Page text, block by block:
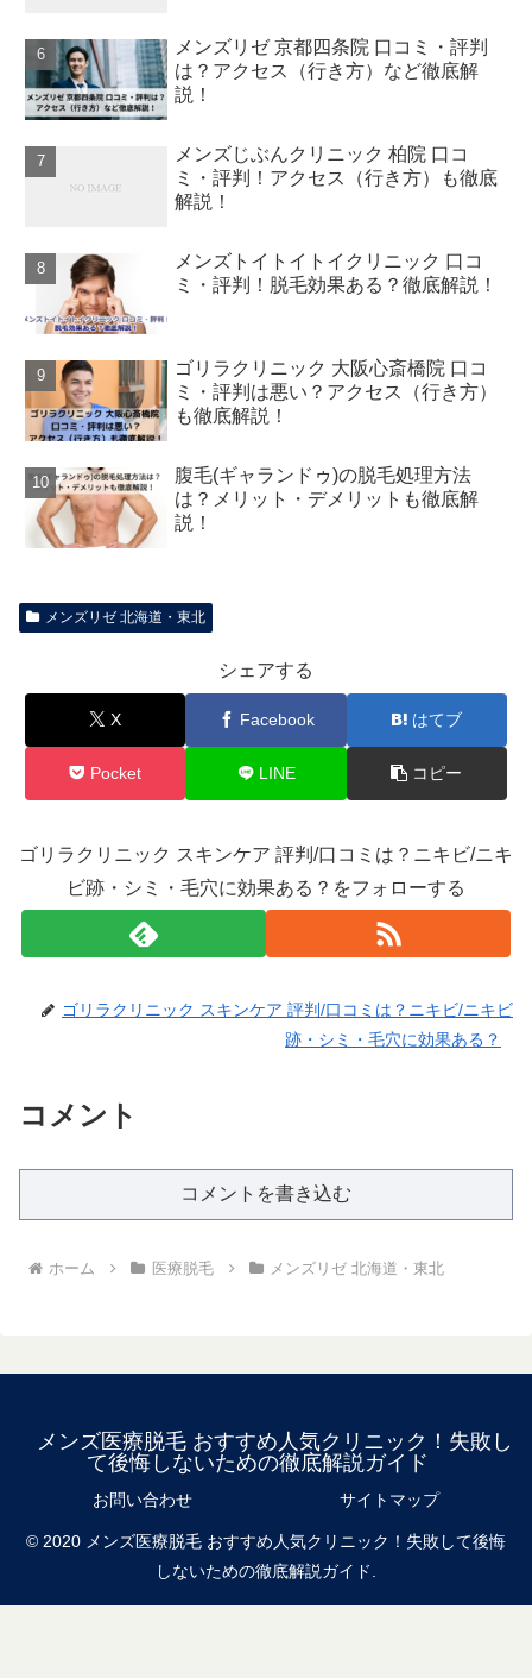
メンズリゼ 京都四条院 口コミ・評判
は？アクセス（行き方）など徹底解
説！
メンズじぶんクリニック 柏院 口コ
ミ・評判！アクセス（行き方）も徹底
解説！
メンズトイトイトイクリニック 口コ
ミ・評判！脱毛効果ある？徹底解説！
ゴリラクリニック 大阪心斎橋院 口コ
ミ・評判は悪い？アクセス（行き方）
も徹底解説！
腹毛(ギャランドゥ)の脱毛処理方法
は？メリット・デメリットも徹底解
説！
メンズリゼ 北海道・東北
シェアする
X Facebook はてブ
Pocket LINE コピー
ゴリラクリニック スキンケア 評判/口コミは？ニキビ/ニキ
ビ跡・シミ・毛穴に効果ある？をフォローする
ゴリラクリニック スキンケア 評判/口コミは？ニキビ/ニキビ
跡・シミ・毛穴に効果ある？
コメント
コメントを書き込む
ホーム 医療脱毛 メンズリゼ 北海道・東北
メンズ医療脱毛 おすすめ人気クリニック！失敗し
て後悔しないための徹底解説ガイド
お問い合わせ サイトマップ
© 2020 メンズ医療脱毛 おすすめ人気クリニック！失敗して後悔
しないための徹底解説ガイド.